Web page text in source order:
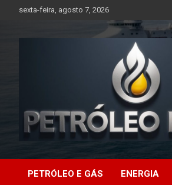
sexta-feira, agosto 7, 2026
Petróleo e
PETRÓLEO E GÁS ENERGIA